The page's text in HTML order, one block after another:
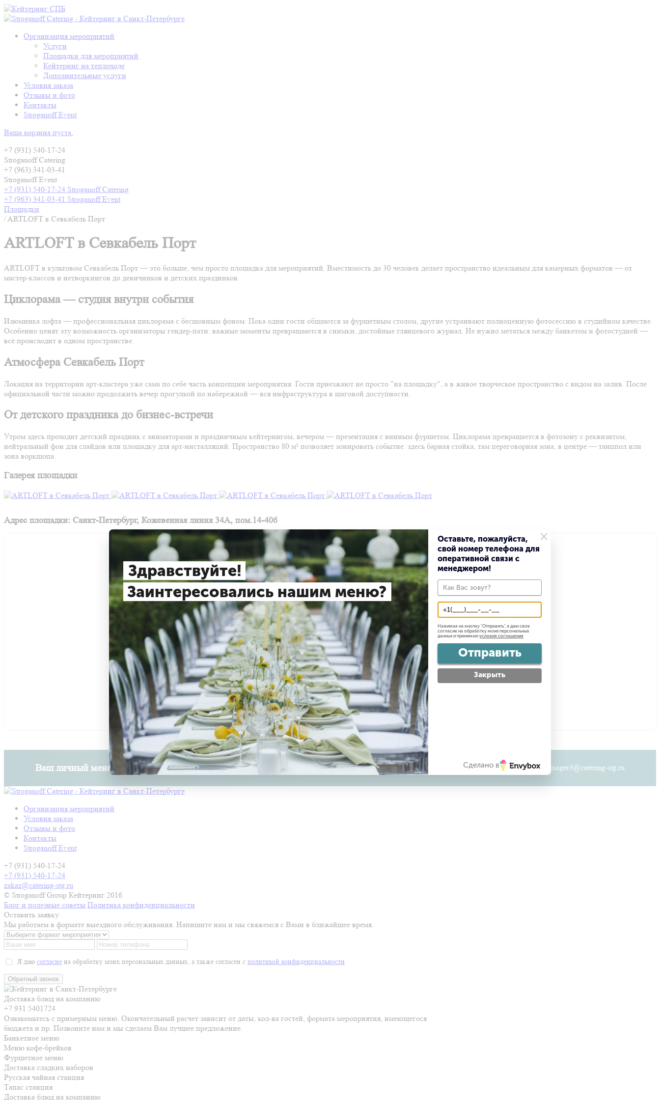
Организация мероприятий
Услуги
Площадки для мероприятий
Кейтеринг на теплоходе
Дополнительные услуги
Условия заказа
Отзывы и фото
Контакты
Stroganoff Event
Ваша корзина пуста.
+7 (931) 540-17-24
Stroganoff Catering
+7 (963) 341-03-41
Stroganoff Event
+7 (931) 540-17-24 Stroganoff Catering
+7 (963) 341-03-41 Stroganoff Event
Площадки
/ARTLOFT в Севкабель Порт
ARTLOFT в Севкабель Порт
ARTLOFT в культовом Севкабель Порт — это больше, чем просто площадка для мероприятий. Вместимость до 30 человек делает пространство идеальным для камерных форматов — от
мастер-классов и нетворкингов до девичников и детских праздников.
Циклорама — студия внутри события
Изюминка лофта — профессиональная циклорама с бесшовным фоном. Пока одни гости общаются за фуршетным столом, другие устраивают полноценную фотосессию в студийном качестве.
Особенно ценят эту возможность организаторы гендер-пати: важные моменты превращаются в снимки, достойные глянцевого журнал. Не нужно метаться между банкетом и фотостудией —
всё происходит в одном пространстве.
Атмосфера Севкабель Порт
Локация на территории арт-кластера уже сама по себе часть концепции мероприятия. Гости приезжают не просто "на площадку", а в живое творческое пространство с видом на залив. После
официальной части можно продолжить вечер прогулкой по набережной — вся инфраструктура в шаговой доступности.
От детского праздника до бизнес-встречи
Утром здесь проходит детский праздник с аниматорами и праздничным кейтерингом, вечером — презентация с винным фуршетом. Циклорама превращается в фотозону с реквизитом,
нейтральный фон для слайдов или площадку для арт-инсталляций. Пространство 80 м² позволяет зонировать событие: здесь барная стойка, там переговорная зона, в центре — танцпол или
зона воркшопа.
Галерея площадки
Адрес площадки: Санкт-Петербург, Кожевенная линия 34A, пом.14-406
Ваш личный менеджер: Юлия Потемкина +7 (921) 859-43-73 manager3@catering-stg.ru
Организация мероприятий
Условия заказа
Отзывы и фото
Контакты
Stroganoff Event
+7 (931) 540-17-24
+7 (931) 540-17-24
zakaz@catering-stg.ru
© Stroganoff Group Кейтеринг 2016
Блог и полезные советы Политика конфиденциальности
Оставить заявку
Мы работаем в формате выездного обслуживания. Напишите нам и мы свяжемся с Вами в ближайшее время.
Я даю согласие на обработку моих персональных данных, а также согласен с политикой конфиденциальности
Обратный звонок
Доставка блюд на компанию
+7 931 5401724
Ознакомьтесь с примерным меню. Окончательный расчет зависит от даты, кол-ва гостей, формата мероприятия, имеющегося
бюджета и пр. Позвоните нам и мы сделаем Вам лучшее предложение.
Банкетное меню
Меню кофе-брейков
Фуршетное меню
Доставка сладких наборов
Русская чайная станция
Тапас станция
Доставка блюд на компанию
Здравствуйте!
Заинтересовались нашим меню?
×
Оставьте, пожалуйста,
свой номер телефона для
оперативной связи с
менеджером!
Нажимая на кнопку "Отправить", я даю свое
согласие на обработку моих персональных
данных и принимаю условия соглашения
Отправить
Закрыть
Сделано в